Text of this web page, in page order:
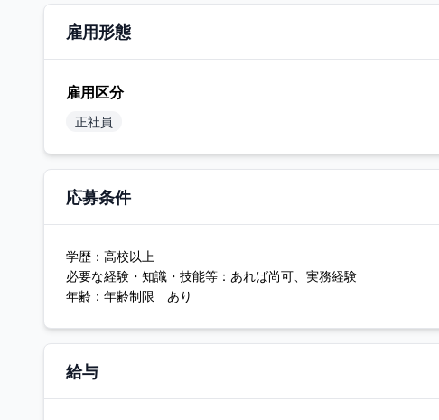
雇用形態
雇用区分
正社員
応募条件
学歴：高校以上
必要な経験・知識・技能等：あれば尚可、実務経験
年齢：年齢制限 あり
給与